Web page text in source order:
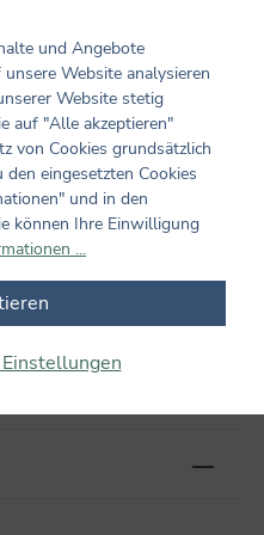
filtern
und Angebote
Website analysieren
Website stetig
auf "Alle akzeptieren"
von Cookies grundsätzlich
eingesetzten Cookies
und in den
können Ihre Einwilligung
...